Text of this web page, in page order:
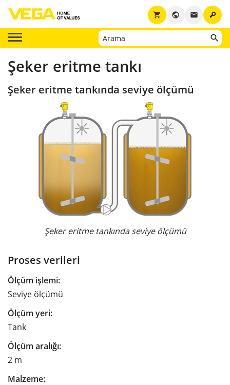
key
email
public
shopping_cart
Şeker eritme tankı
Şeker eritme tankında seviye ölçümü
Şeker eritme tankında seviye ölçümü
Proses verileri
Ölçüm işlemi:
Seviye ölçümü
Ölçüm yeri:
Tank
Ölçüm aralığı:
2 m
Malzeme: